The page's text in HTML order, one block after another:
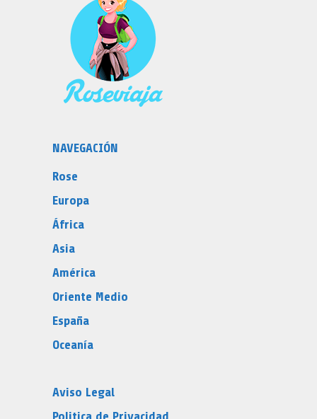
NAVEGACIÓN
Rose
Europa
África
Asia
América
Oriente Medio
España
Oceanía
Aviso Legal
Politica de Privacidad